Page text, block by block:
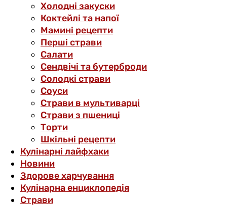
Холодні закуски
Коктейлі та напої
Мамині рецепти
Перші страви
Салати
Сендвічі та бутерброди
Солодкі страви
Соуси
Страви в мультиварці
Страви з пшениці
Торти
Шкільні рецепти
Кулінарні лайфхаки
Новини
Здорове харчування
Кулінарна енциклопедія
Страви